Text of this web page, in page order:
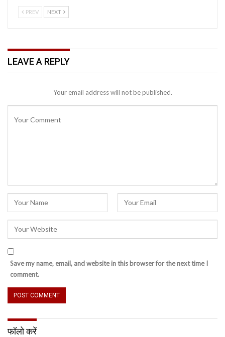
PREV NEXT
LEAVE A REPLY
Your email address will not be published.
Save my name, email, and website in this browser for the next time I
comment.
फॉलो करें